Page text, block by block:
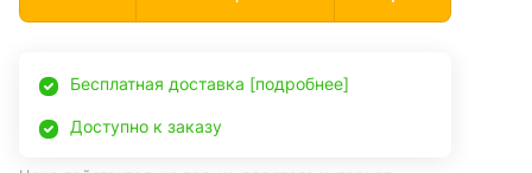
Бесплатная доставка [подробнее]
Доступно к заказу